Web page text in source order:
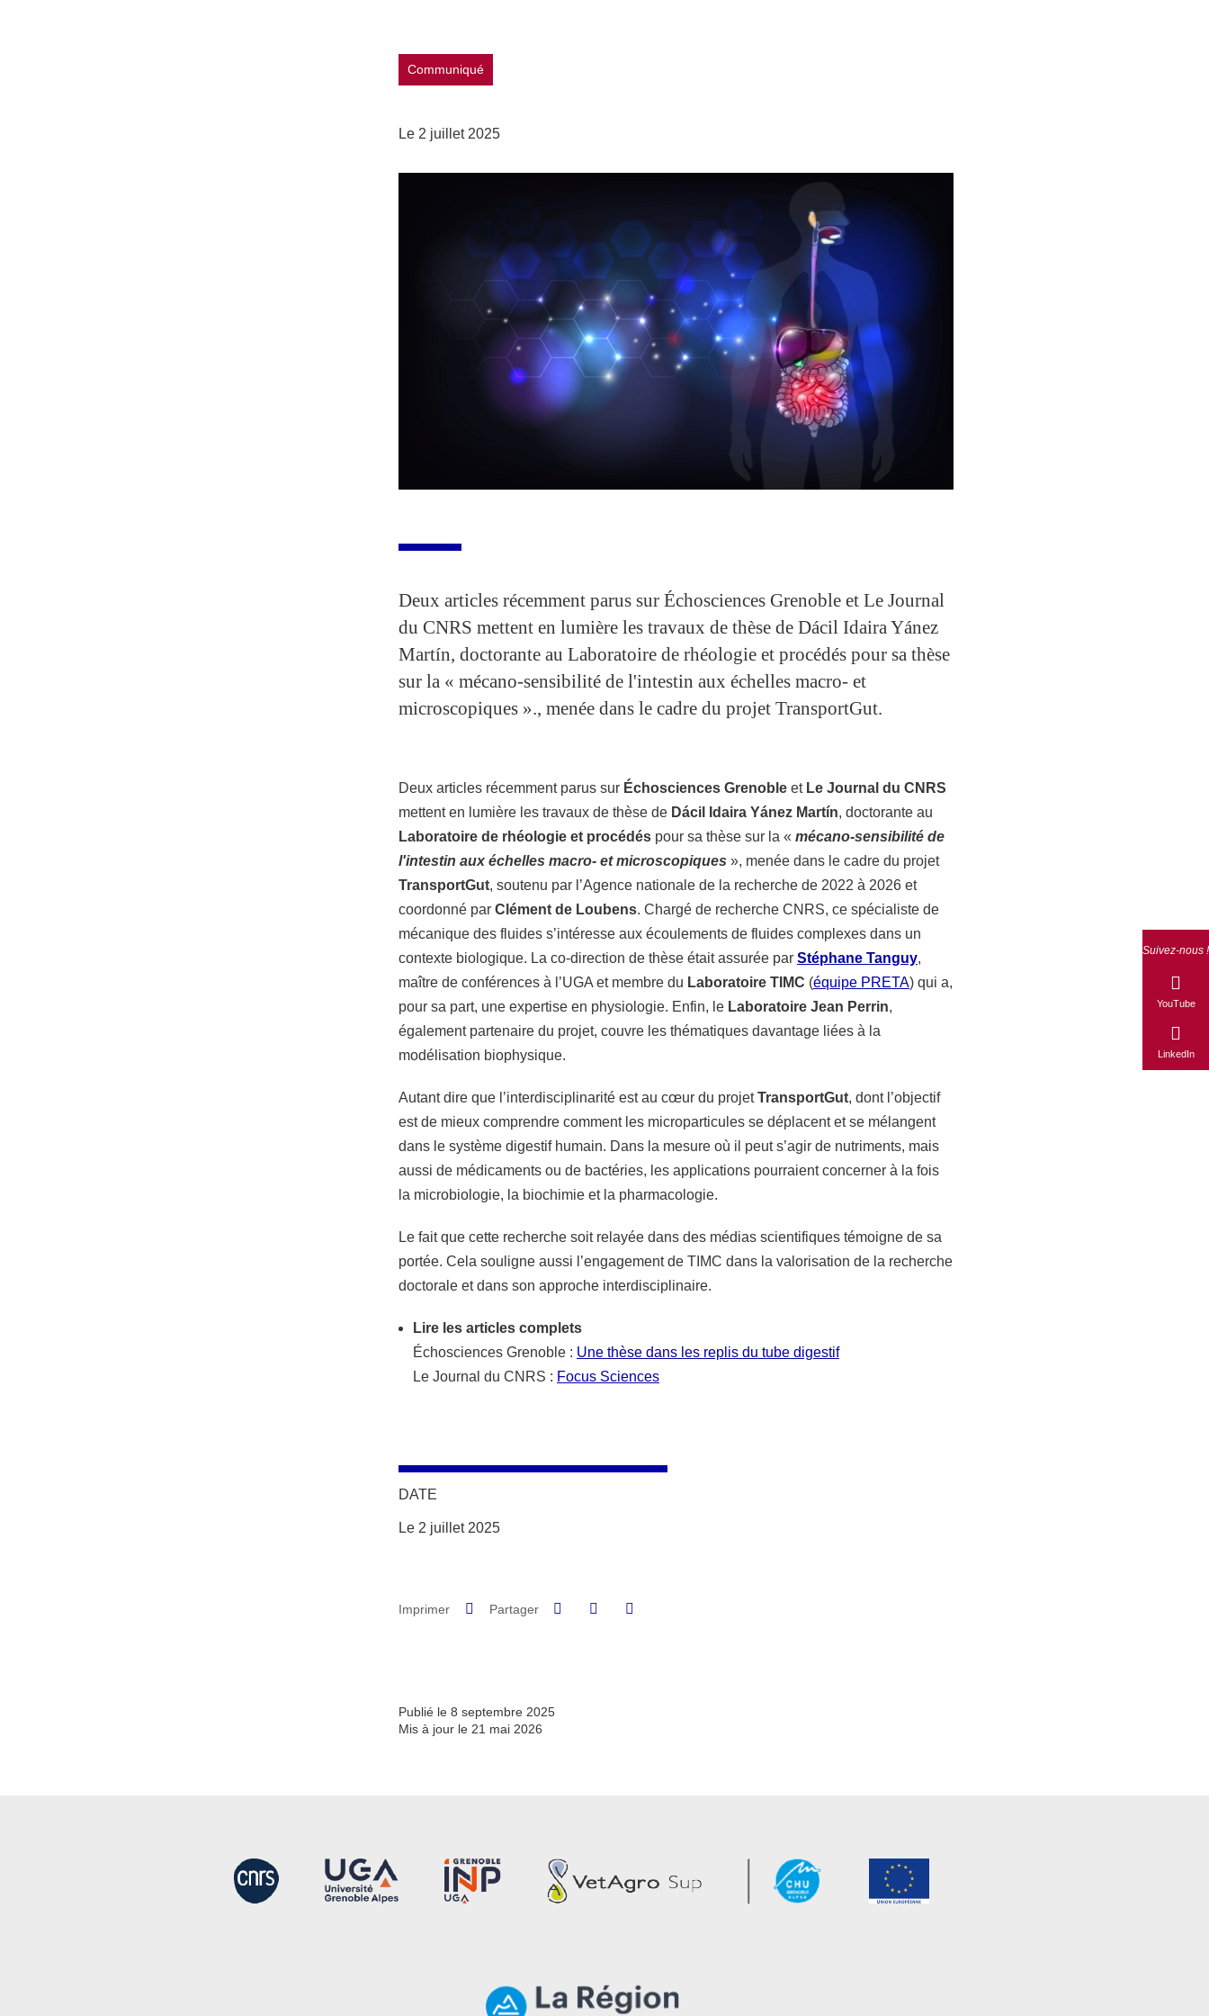
Suivez-nous !
YouTube
LinkedIn
Communiqué
Le 2 juillet 2025
Deux articles récemment parus sur Échosciences Grenoble et Le Journal
du CNRS mettent en lumière les travaux de thèse de Dácil Idaira Yánez
Martín, doctorante au Laboratoire de rhéologie et procédés pour sa thèse
sur la « mécano-sensibilité de l'intestin aux échelles macro- et
microscopiques »., menée dans le cadre du projet TransportGut.
Deux articles récemment parus sur Échosciences Grenobleet Le Journal du CNRS
mettent en lumière les travaux de thèse de Dácil Idaira Yánez Martín, doctorante au
Laboratoire de rhéologie et procédéspour sa thèse sur la « mécano-sensibilité de
l'intestin aux échelles macro- et microscopiques », menée dans le cadre du projet
TransportGut, soutenu par l’Agence nationale de la recherche de 2022 à 2026 et
coordonné par Clément de Loubens. Chargé de recherche CNRS, ce spécialiste de
mécanique des fluides s’intéresse aux écoulements de fluides complexes dans un
contexte biologique. La co-direction de thèse était assurée par Stéphane Tanguy,
maître de conférences à l’UGA et membre du Laboratoire TIMC (équipe PRETA) qui a,
pour sa part, une expertise en physiologie. Enfin, le Laboratoire Jean Perrin,
également partenaire du projet, couvre les thématiques davantage liées à la
modélisation biophysique.
Autant dire que l’interdisciplinarité est au cœur du projetTransportGut, dont l’objectif
est de mieux comprendre comment les microparticules se déplacent et se mélangent
dans le système digestif humain. Dans la mesure où il peut s’agir de nutriments, mais
aussi de médicaments ou de bactéries, les applications pourraient concerner à la fois
la microbiologie, la biochimie et la pharmacologie.
Le fait que cette recherche soit relayée dans des médias scientifiques témoigne de sa
portée. Cela souligne aussi l’engagement de TIMC dans la valorisation de la recherche
doctorale et dans son approche interdisciplinaire.
Lire les articles complets
Échosciences Grenoble : Une thèse dans les replis du tube digestif
Le Journal du CNRS : Focus Sciences
DATE
Le 2 juillet 2025
Imprimer Partager Partager sur Facebook
Partager sur LinkedIn
Publié le 8 septembre 2025
Mis à jour le 21 mai 2026